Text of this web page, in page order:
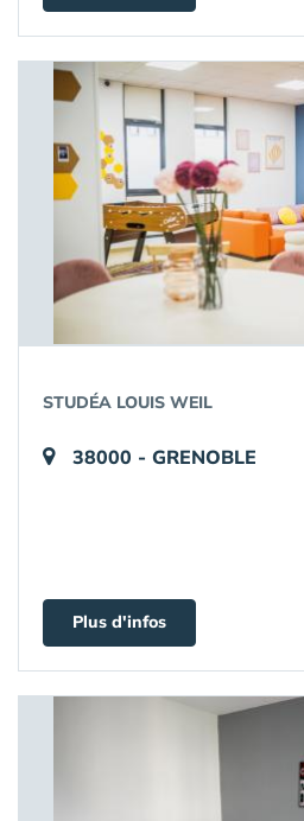
STUDÉA LOUIS WEIL
38000 - GRENOBLE
Plus d'infos